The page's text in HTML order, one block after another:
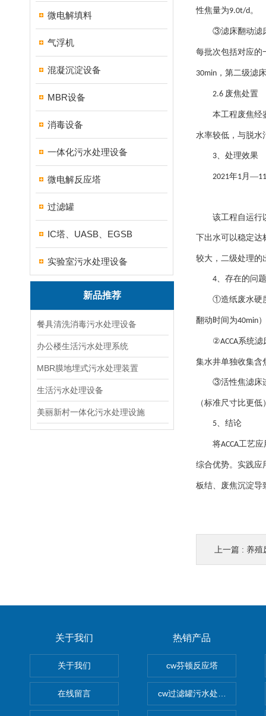
微电解填料
气浮机
混凝沉淀设备
MBR设备
消毒设备
一体化污水处理设备
微电解反应塔
过滤罐
IC塔、UASB、EGSB
实验室污水处理设备
新品推荐
餐具清洗消毒污水处理设备
办公楼生活污水处理系统
MBR膜地埋式污水处理装置
生活污水处理设备
美丽新村一体化污水处理设施
性焦量为9.0t/d。
③滤床翻动滤
每批次包括对应的
30min ，第二级滤
2.6 废焦处置
本工程废焦经
水率较低，与脱水
3、处理效果
2021年1月—11
该工程自运行
下出水可以稳定达
较大，二级处理的
4、存在的问题
①造纸废水硬
翻动时间为40min
②ACCA系统滤
集水井单独收集含
③活性焦滤床
（标准尺寸比更
5、结论
将ACCA工艺应
综合优势。实践应
板结、废焦沉淀导
上一篇 : 养殖
关于我们
关于我们
在线留言
热销产品
cw芬顿反应塔
cw过滤罐污水处理设备 多介